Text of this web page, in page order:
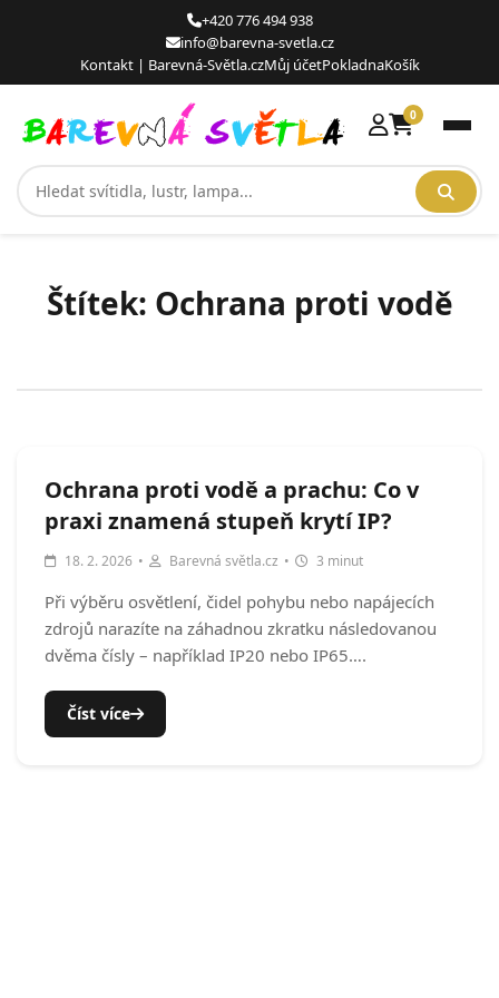
+420 776 494 938
info@barevna-svetla.cz
Kontakt | Barevná-Světla.czMůj účetPokladnaKošík
0
Štítek: Ochrana proti vodě
Ochrana proti vodě a prachu: Co v
praxi znamená stupeň krytí IP?
18. 2. 2026 • Barevná světla.cz • 3 minut
Při výběru osvětlení, čidel pohybu nebo napájecích
zdrojů narazíte na záhadnou zkratku následovanou
dvěma čísly – například IP20 nebo IP65….
Číst více